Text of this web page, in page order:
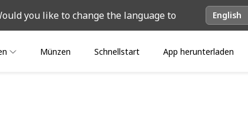
you like to change the language to English
Münzen Schnellstart App herunterladen